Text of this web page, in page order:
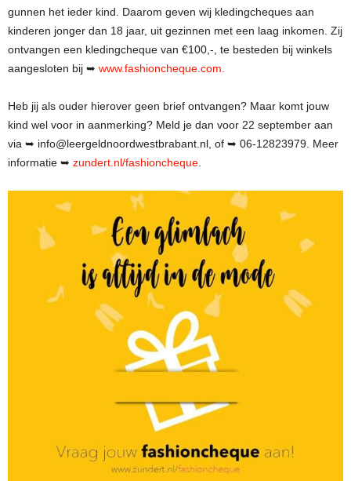
gunnen het ieder kind. Daarom geven wij kledingcheques aan
kinderen jonger dan 18 jaar, uit gezinnen met een laag inkomen. Zij
ontvangen een kledingcheque van €100,-, te besteden bij winkels
aangesloten bij ➥ www.fashioncheque.com.
Heb jij als ouder hierover geen brief ontvangen? Maar komt jouw
kind wel voor in aanmerking? Meld je dan voor 22 september aan
via ➥ info@leergeldnoordwestbrabant.nl, of ➥ 06-12823979. Meer
informatie ➥ zundert.nl/fashioncheque